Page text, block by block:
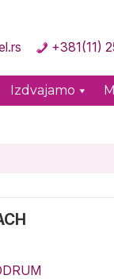
+381(11)
Izdvajamo